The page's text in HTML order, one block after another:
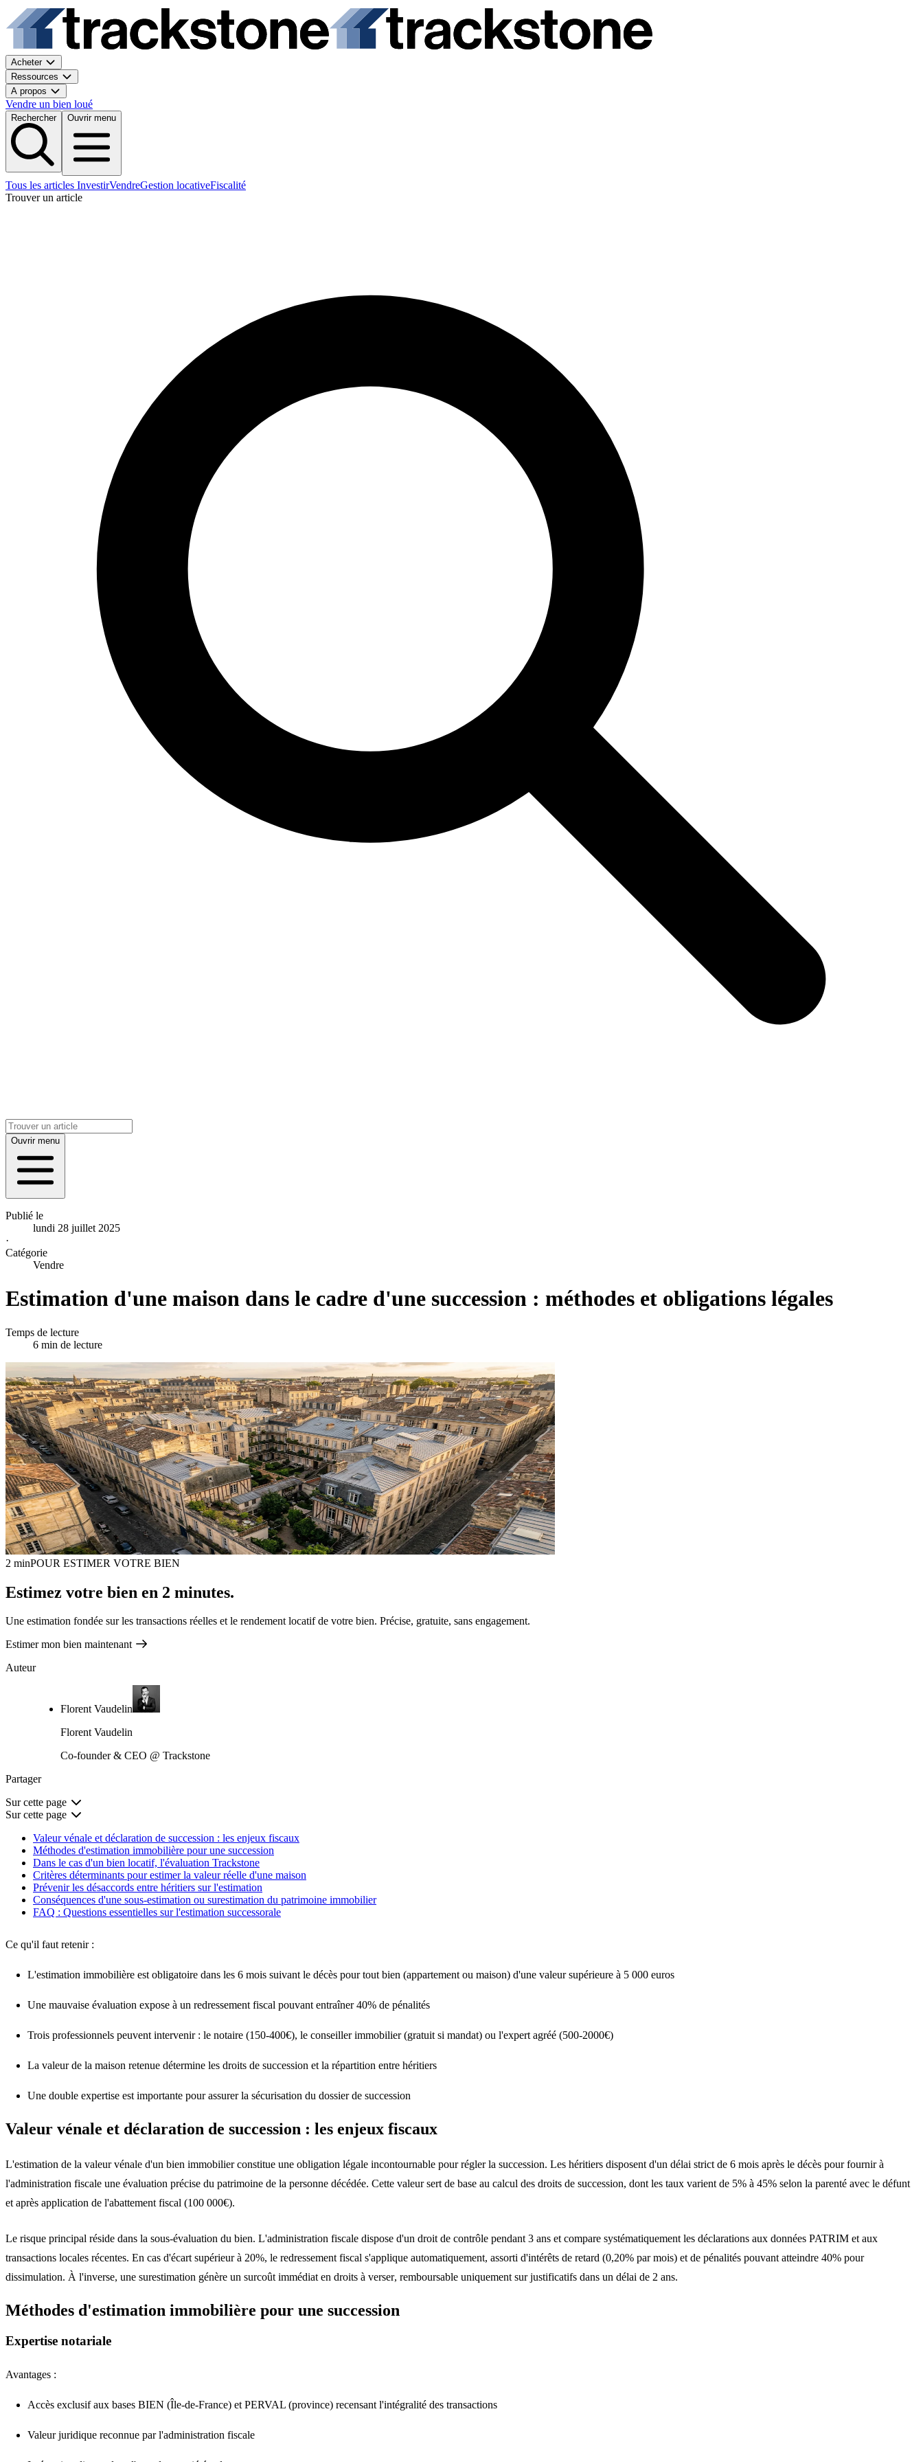
Acheter
Ressources
A propos
Vendre un bien loué
Rechercher Ouvrir menu
Tous les articles InvestirVendreGestion locativeFiscalité
Trouver un article
Ouvrir menu
Publié le
lundi 28 juillet 2025
·
Catégorie
Vendre
Estimation d'une maison dans le cadre d'une succession : méthodes et obligations légales
Temps de lecture
6 min de lecture
2 minPOUR ESTIMER VOTRE BIEN
Estimez votre bien en 2 minutes.
Une estimation fondée sur les transactions réelles et le rendement locatif de votre bien. Précise, gratuite, sans engagement.
Estimer mon bien maintenant
Auteur
Florent Vaudelin
Florent Vaudelin
Co-founder & CEO @ Trackstone
Partager
Sur cette page
Sur cette page
Valeur vénale et déclaration de succession : les enjeux fiscaux
Méthodes d'estimation immobilière pour une succession
Dans le cas d'un bien locatif, l'évaluation Trackstone
Critères déterminants pour estimer la valeur réelle d'une maison
Prévenir les désaccords entre héritiers sur l'estimation
Conséquences d'une sous-estimation ou surestimation du patrimoine immobilier
FAQ : Questions essentielles sur l'estimation successorale
Ce qu'il faut retenir :
L'estimation immobilière estobligatoire dans les 6 mois suivant le décès pour tout bien (appartementou maison) d'une valeur supérieure à 5 000 euros
Une mauvaise évaluation expose à un redressement fiscal pouvantentraîner40% de pénalités
Trois professionnels peuvent intervenir : le notaire (150-400€), le conseiller immobilier(gratuit si mandat) ou l'expert agréé (500-2000€)
La valeur de la maison retenue détermine les droits de succession et la répartition entre héritiers
Une double expertise estimportante pourassurerla sécurisation du dossier de succession
Valeur vénale et déclaration de succession : les enjeux fiscaux
L'estimation de la valeur vénale d'un bien immobilier constitue une obligation légale incontournable pourréglerla succession. Les héritiers disposent d'un délai strict de 6 mois après le décès pourfournirà
l'administration fiscale une évaluation précise du patrimoine de la personne décédée. Cette valeur sert de base au calcul des droits de succession, dont les taux varient de 5% à 45% selon la parenté avec le défunt
et après application de l'abattement fiscal (100 000€).
Le risque principal réside dans la sous-évaluation du bien. L'administration fiscale dispose d'un droit de contrôle pendant 3 ans et compare systématiquement les déclarations aux données PATRIM et aux
transactions locales récentes. En cas d'écart supérieur à 20%, le redressement fiscal s'applique automatiquement, assorti d'intérêts de retard (0,20% par mois) et de pénalités pouvant atteindre 40% pour
dissimulation. À l'inverse, une surestimation génère un surcoût immédiat en droits à verser, remboursable uniquement sur justificatifs dans un délai de 2 ans.
Méthodes d'estimation immobilière pour une succession
Expertise notariale
Avantages :
Accès exclusif aux bases BIEN (Île-de-France) et PERVAL (province) recensant l'intégralité des transactions
Valeur juridique reconnue par l'administration fiscale